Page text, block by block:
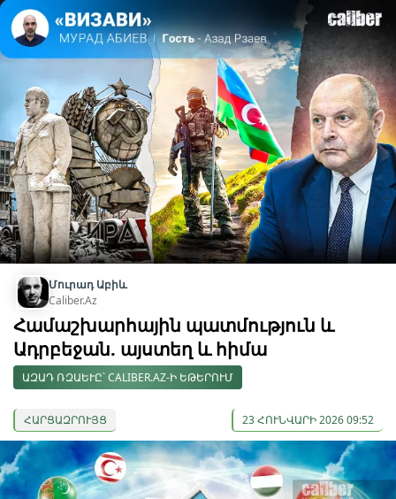
Մուրադ Աբիև
Caliber.Az
Համաշխարհային պատմություն և
Ադրբեջան. այստեղ և հիմա
ԱԶԱԴ ՌԶԱԵՒԸ՝ CALIBER.AZ-Ի ԵԹԵՐՈՒՄ
ՀԱՐՑԱԶՐՈՒՅՑ 23 ՀՈՒՆՎԱՐԻ 2026 09:52